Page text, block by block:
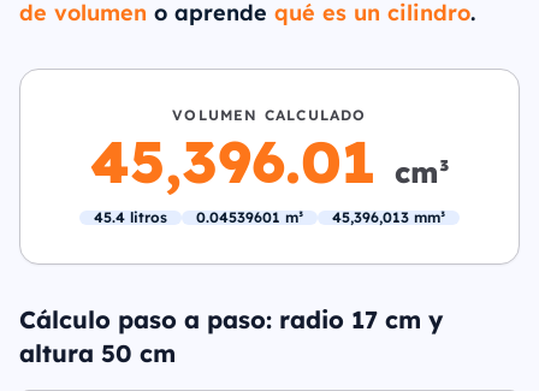
de volumen o aprende qué es un cilindro.
VOLUMEN CALCULADO
45,396.01 cm³
45.4 litros 0.04539601 m³ 45,396,013 mm³
Cálculo paso a paso: radio 17 cm y
altura 50 cm